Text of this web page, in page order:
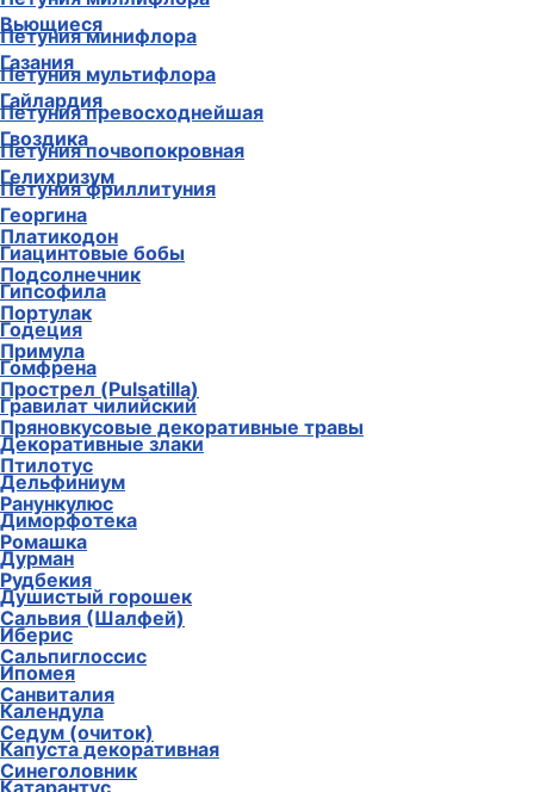
Петуния минифлора
Петуния мультифлора
Петуния превосходнейшая
Петуния почвопокровная
Петуния фриллитуния
Платикодон
Подсолнечник
Портулак
Примула
Прострел (Pulsatilla)
Пряновкусовые декоративные травы
Птилотус
Ранункулюс
Ромашка
Рудбекия
Сальвия (Шалфей)
Сальпиглоссис
Санвиталия
Седум (очиток)
Синеголовник
Вьющиеся
Газания
Гайлардия
Гвоздика
Гелихризум
Георгина
Гиацинтовые бобы
Гипсофила
Годеция
Гомфрена
Гравилат чилийский
Декоративные злаки
Дельфиниум
Диморфотека
Дурман
Душистый горошек
Иберис
Ипомея
Календула
Капуста декоративная
Катарантус